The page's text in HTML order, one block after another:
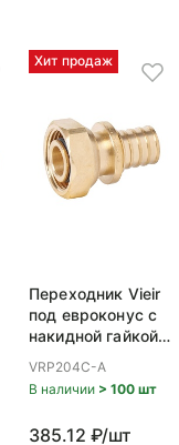
Хит продаж
Переходник Vieir
под евроконус с
накидной гайкой
VRP204C-A
В наличии > 100 шт
385.12 ₽/шт